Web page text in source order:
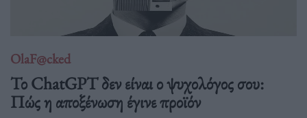
OlaF@cked
Το ChatGPT δεν είναι ο ψυχολόγος σου:
Πώς η αποξένωση έγινε προϊόν